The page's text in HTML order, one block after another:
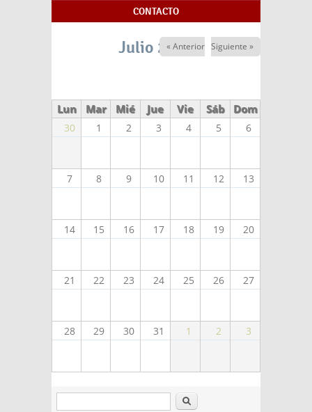
CONTACTO
Julio 2025
« Anterior Siguiente »
Lun Mar Mié Jue Vie Sáb Dom
30 1 2 3 4 5 6
7 8 9 10 11 12 13
14 15 16 17 18 19 20
21 22 23 24 25 26 27
28 29 30 31 1 2 3
Buscar